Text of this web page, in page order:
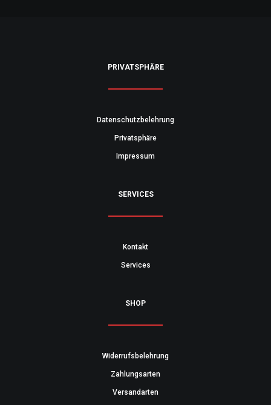
PRIVATSPHÄRE
Datenschutzbelehrung
Privatsphäre
Impressum
SERVICES
Kontakt
Services
SHOP
Widerrufsbelehrung
Zahlungsarten
Versandarten